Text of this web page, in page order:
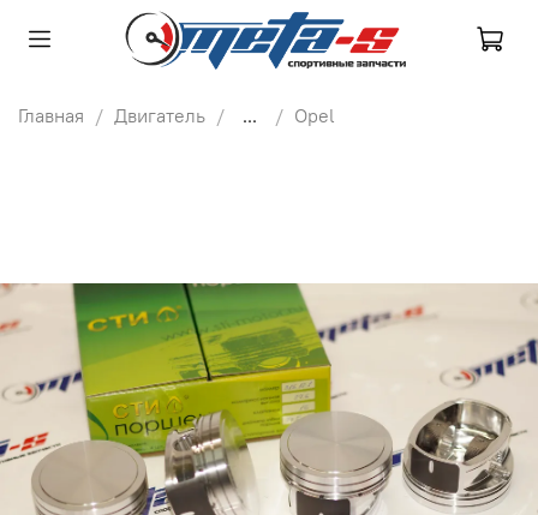
Главная Двигатель ... Opel